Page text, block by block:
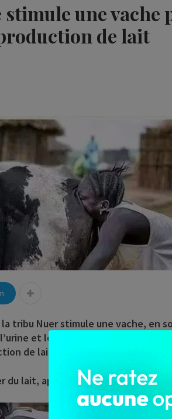
stimule une
de lait
tribu Nuer stimule une vache, en
et les excréments de l’animal.
de lait dans les pis de la vache.
lait, après avoir souffle.